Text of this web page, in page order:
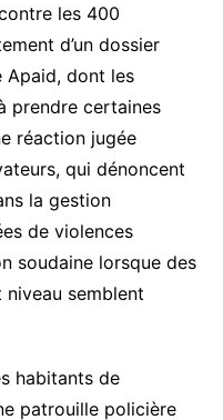
les 400
d’un dossier
Apaid, dont les
prendre certaines
réaction jugée
qui dénoncent
la gestion
de violences
soudaine lorsque des
semblent
habitants de
patrouille policière